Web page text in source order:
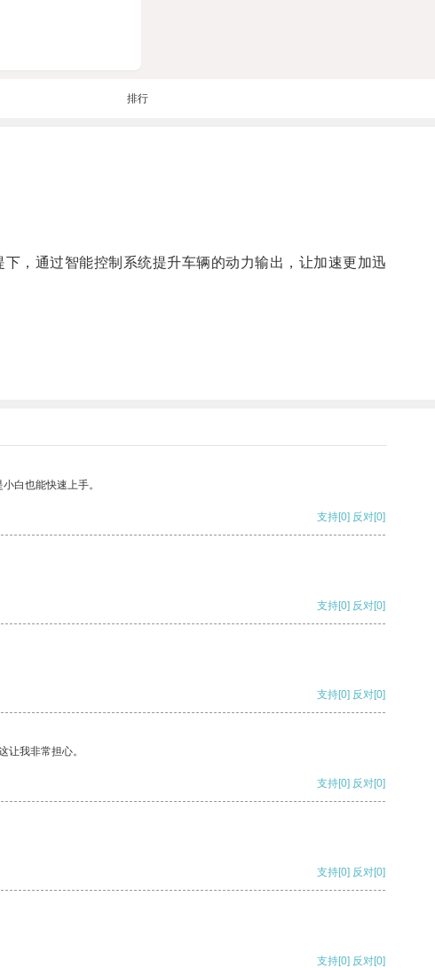
排行
，通过智能控制系统提升车辆的动力输出，让加速更加迅
白也能快速上手。
支持[0] 反对[0]
支持[0] 反对[0]
支持[0] 反对[0]
我非常担心。
支持[0] 反对[0]
支持[0] 反对[0]
支持[0] 反对[0]